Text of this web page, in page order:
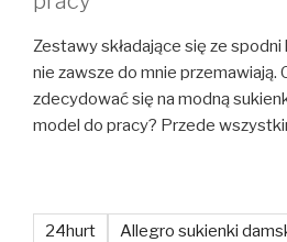
Zestawy składające się ze spodni
nie zawsze do mnie przemawiają.
zdecydować się na modną
model do pracy? Przede
24hurt
Allegro sukienki